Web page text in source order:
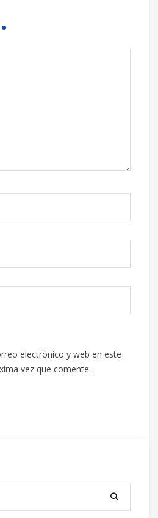
electrónico y web en este
vez que comente.